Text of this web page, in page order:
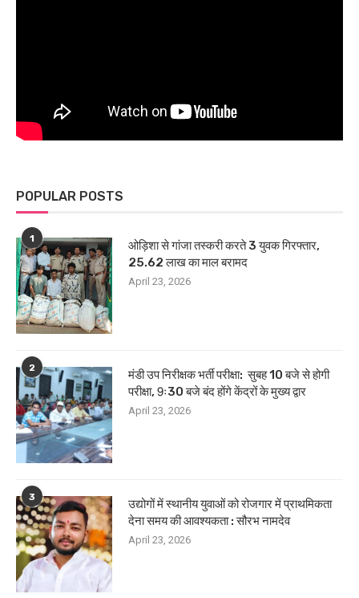
POPULAR POSTS
1
ओड़िशा से गांजा तस्करी करते 3 युवक गिरफ्तार,
25.62 लाख का माल बरामद
April 23, 2026
2
मंडी उप निरीक्षक भर्ती परीक्षा: सुबह 10 बजे से होगी
परीक्षा, 9ः30 बजे बंद होंगे केंद्रों के मुख्य द्वार
April 23, 2026
3
उद्योगों में स्थानीय युवाओं को रोजगार में प्राथमिकता
देना समय की आवश्यकता : सौरभ नामदेव
April 23, 2026